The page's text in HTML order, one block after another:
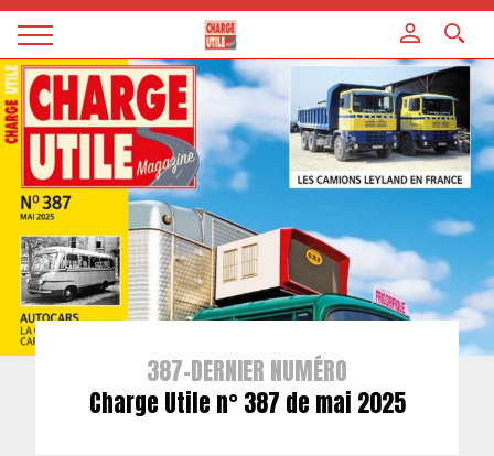
Magazine
Charge
utile
387-DERNIER NUMÉRO
Charge Utile n° 387 de mai 2025
Panneau de gestion des cookies